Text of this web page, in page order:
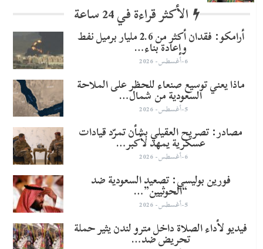
الأكثر قراءة في 24 ساعة
أرامكو: فقدان أكثر من 2.6 مليار برميل نفط
وإعادة بناء…
6-أغسطس- 2026
ماذا يعني توسيع صنعاء للحظر على الملاحة
السعودية من شمال…
5-أغسطس- 2026
مصادر: تصريح العقيلي بشأن تمرّد قيادات
عسكرية يمهد لأكبر…
6-أغسطس- 2026
​فورين بوليسي: تصعيد السعودية ضد
“الحوثيين”…
5-أغسطس- 2026
فيديو لأداء الصلاة داخل مترو لندن يثير حملة
تحريض ضد…